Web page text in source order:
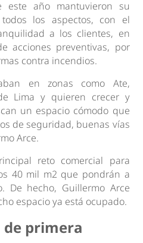
este año mantuvieron su
los aspectos, con el
a los clientes, en
acciones preventivas, por
contra incendios.
en zonas como Ate,
Lima y quieren crecer y
un espacio cómodo que
de seguridad, buenas vías
Arce.
reto comercial para
40 mil m2 que pondrán a
De hecho, Guillermo Arce
espacio ya está ocupado.
primera